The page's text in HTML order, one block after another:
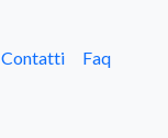
Contatti Faq